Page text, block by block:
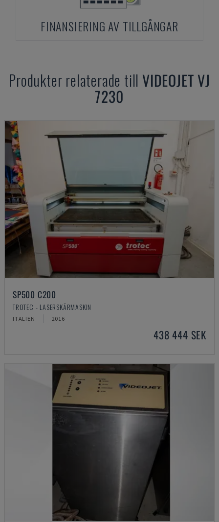
FINANSIERING AV TILLGÅNGAR
Produkter relaterade till VIDEOJET VJ
7230
SP500 C200
TROTEC - LASERSKÄRMASKIN
ITALIEN 2016
438 444 SEK